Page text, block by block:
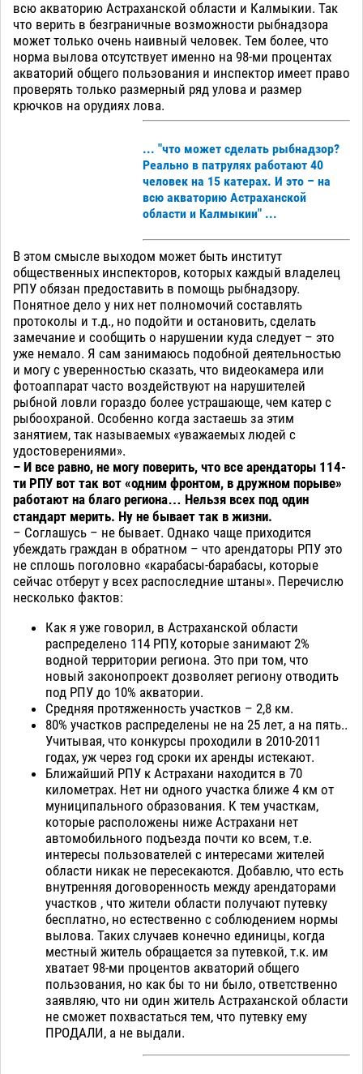
всю акваторию Астраханской области и Калмыкии. Так
что верить в безграничные возможности рыбнадзора
может только очень наивный человек. Тем более, что
норма вылова отсутствует именно на 98-ми процентах
акваторий общего пользования и инспектор имеет право
проверять только размерный ряд улова и размер
крючков на орудиях лова.
... "что может сделать рыбнадзор?
Реально в патрулях работают 40
человек на 15 катерах. И это – на
всю акваторию Астраханской
области и Калмыкии" ...
В этом смысле выходом может быть институт
общественных инспекторов, которых каждый владелец
РПУ обязан предоставить в помощь рыбнадзору.
Понятное дело у них нет полномочий составлять
протоколы и т.д., но подойти и остановить, сделать
замечание и сообщить о нарушении куда следует – это
уже немало. Я сам занимаюсь подобной деятельностью
и могу с уверенностью сказать, что видеокамера или
фотоаппарат часто воздействуют на нарушителей
рыбной ловли гораздо более устрашающе, чем катер с
рыбоохраной. Особенно когда застаешь за этим
занятием, так называемых «уважаемых людей с
удостоверениями».
– И все равно, не могу поверить, что все арендаторы 114-
ти РПУ вот так вот «одним фронтом, в дружном порыве»
работают на благо региона… Нельзя всех под один
стандарт мерить. Ну не бывает так в жизни.
– Соглашусь – не бывает. Однако чаще приходится
убеждать граждан в обратном – что арендаторы РПУ это
не сплошь поголовно «карабасы-барабасы, которые
сейчас отберут у всех распоследние штаны». Перечислю
несколько фактов:
Как я уже говорил, в Астраханской области
распределено 114 РПУ, которые занимают 2%
водной территории региона. Это при том, что
новый законопроект дозволяет региону отводить
под РПУ до 10% акватории.
Средняя протяженность участков – 2,8 км.
80% участков распределены не на 25 лет, а на пять..
Учитывая, что конкурсы проходили в 2010-2011
годах, уж через год сроки их аренды истекают.
Ближайший РПУ к Астрахани находится в 70
километрах. Нет ни одного участка ближе 4 км от
муниципального образования. К тем участкам,
которые расположены ниже Астрахани нет
автомобильного подъезда почти ко всем, т.е.
интересы пользователей с интересами жителей
области никак не пересекаются. Добавлю, что есть
внутренняя договоренность между арендаторами
участков , что жители области получают путевку
бесплатно, но естественно с соблюдением нормы
вылова. Таких случаев конечно единицы, когда
местный житель обращается за путевкой, т.к. им
хватает 98-ми процентов акваторий общего
пользования, но как бы то ни было, ответственно
заявляю, что ни один житель Астраханской области
не сможет похвастаться тем, что путевку ему
ПРОДАЛИ, а не выдали.